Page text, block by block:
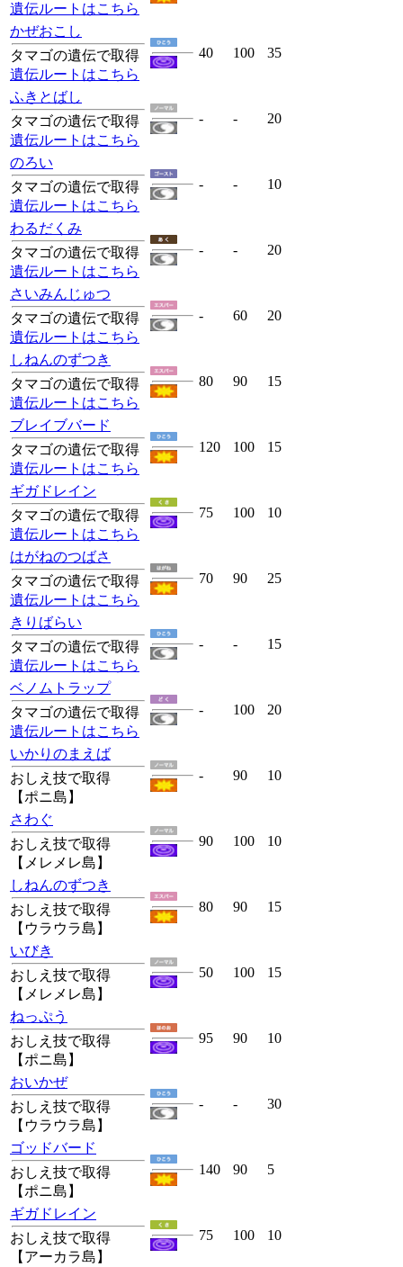
遺伝ルートはこちら
かぜおこし
タマゴの遺伝で取得
遺伝ルートはこちら
40 100 35
ふきとばし
タマゴの遺伝で取得
遺伝ルートはこちら
- - 20
のろい
タマゴの遺伝で取得
遺伝ルートはこちら
- - 10
わるだくみ
タマゴの遺伝で取得
遺伝ルートはこちら
- - 20
さいみんじゅつ
タマゴの遺伝で取得
遺伝ルートはこちら
- 60 20
しねんのずつき
タマゴの遺伝で取得
遺伝ルートはこちら
80 90 15
ブレイブバード
タマゴの遺伝で取得
遺伝ルートはこちら
120 100 15
ギガドレイン
タマゴの遺伝で取得
遺伝ルートはこちら
75 100 10
はがねのつばさ
タマゴの遺伝で取得
遺伝ルートはこちら
70 90 25
きりばらい
タマゴの遺伝で取得
遺伝ルートはこちら
- - 15
ベノムトラップ
タマゴの遺伝で取得
遺伝ルートはこちら
- 100 20
いかりのまえば
おしえ技で取得
【ポニ島】
- 90 10
さわぐ
おしえ技で取得
【メレメレ島】
90 100 10
しねんのずつき
おしえ技で取得
【ウラウラ島】
80 90 15
いびき
おしえ技で取得
【メレメレ島】
50 100 15
ねっぷう
おしえ技で取得
【ポニ島】
95 90 10
おいかぜ
おしえ技で取得
【ウラウラ島】
- - 30
ゴッドバード
おしえ技で取得
【ポニ島】
140 90 5
ギガドレイン
おしえ技で取得
【アーカラ島】
75 100 10